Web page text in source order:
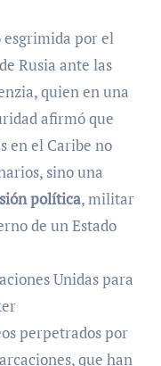
esgrimida por el
Rusia ante las
quien en una
afirmó que
en el Caribe no
sino una
política, militar
de un Estado
Unidas para
perpetrados por
que han